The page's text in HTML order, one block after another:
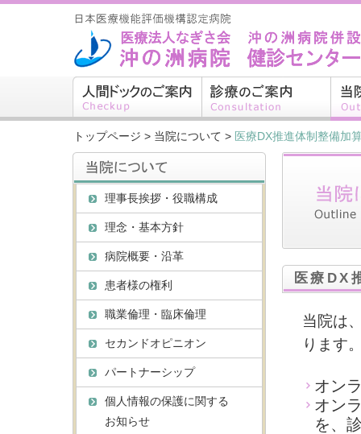
トップページ > 当院について > 医療DX推進体制整備加
医療DX
当院は
ります
オン
オン
を、
理事長挨拶・役職構成
理念・基本方針
病院概要・沿革
患者様の権利
職業倫理・臨床倫理
セカンドオピニオン
パートナーシップ
個人情報の保護に関する
お知らせ